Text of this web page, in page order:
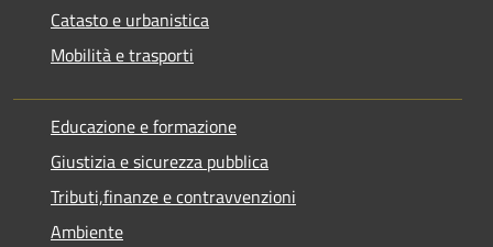
Catasto e urbanistica
Mobilità e trasporti
Educazione e formazione
Giustizia e sicurezza pubblica
Tributi,finanze e contravvenzioni
Ambiente